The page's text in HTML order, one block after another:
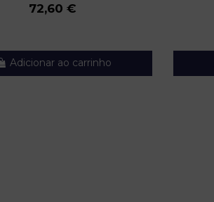
72,60 €
Adicionar ao carrinho